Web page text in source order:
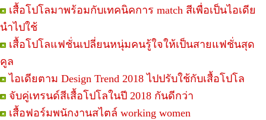
เสื้อโปโลมาพร้อมกับเทคนิคการ match สีเพื่อเป็นไอเดีย
นำไปใช้
เสื้อโปโลแฟชั่นเปลี่ยนหนุ่มคนรู้ใจให้เป็นสายแฟชั่นสุด
คูล
ไอเดียตาม Design Trend 2018 ไปปรับใช้กับเสื้อโปโล
จับคู่เทรนด์สีเสื้อโปโลในปี 2018 กันดีกว่า
เสื้อฟอร์มพนักงานสไตล์ working women